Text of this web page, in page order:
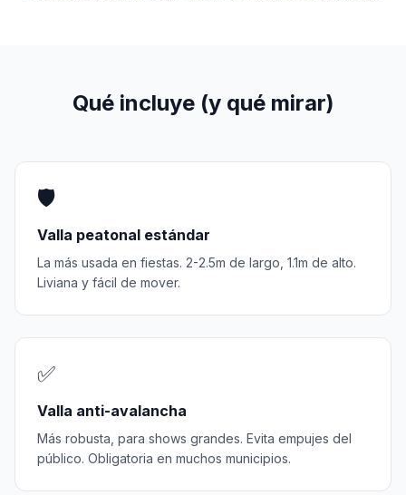
Qué incluye (y qué mirar)
🛡️
Valla peatonal estándar
La más usada en fiestas. 2-2.5m de largo, 1.1m de alto.
Liviana y fácil de mover.
✅
Valla anti-avalancha
Más robusta, para shows grandes. Evita empujes del
público. Obligatoria en muchos municipios.